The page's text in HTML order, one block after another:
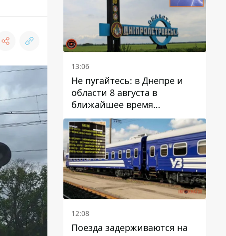
13:06
Не пугайтесь: в Днепре и
области 8 августа в
ближайшее время
ожидается гроза
12:08
Поезда задерживаются на